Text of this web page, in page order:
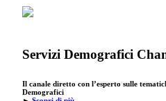
Servizi Demografici
Il canale diretto con l’esperto sulle
Demografici